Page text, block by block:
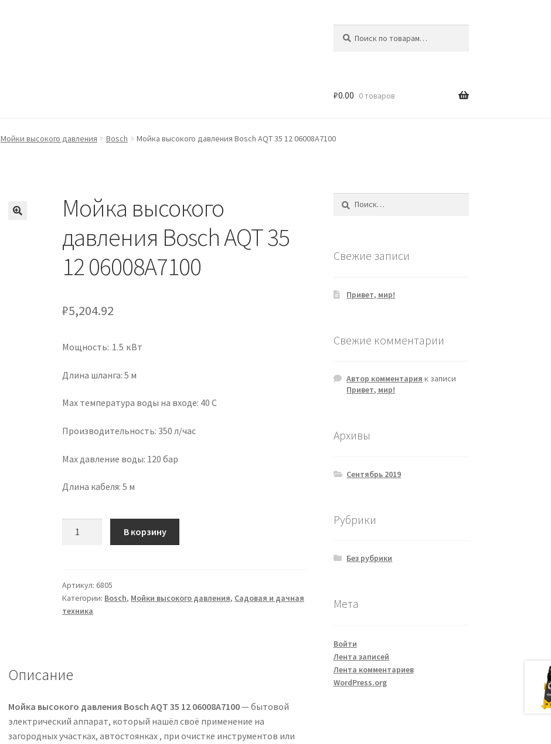
Мой аккаунт Оформление заказа Пример страницы
₽0.00 0 товаров
Мойки высокого давления Bosch Мойка высокого давления Bosch AQT 35 12 06008A7100
Мойка высокого
давления Bosch AQT 35
12 06008A7100
₽5,204.92
Мощность: 1.5 кВт
Длина шланга:5 м
Max температура воды на входе: 40 С
Производительность:350 л/час
Max давление воды: 120 бар
Длина кабеля:5 м
давления
Bosch
AQT
В корзину
Артикул: 6805
Категории: Bosch, Мойки высокого давления, Садовая и дачная
техника
Описание
Мойка высокого давления Bosch AQT 35 12 06008A7100— бытовой
электрический аппарат, который нашёл своё применение на
загородных участках, автостоянках , при очистке инструментов или
Найти:
Свежие записи
Привет, мир!
Свежие комментарии
Автор комментария к записи
Привет, мир!
Архивы
Сентябрь 2019
Рубрики
Без рубрики
Мета
Войти
Лента записей
Лента комментариев
WordPress.org